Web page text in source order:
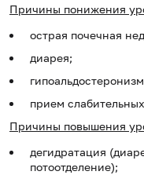
Причины понижения
острая почечная
диарея;
прием
Причины повышения
дегидратация
потоотделение);